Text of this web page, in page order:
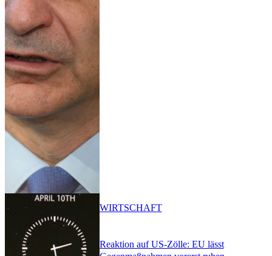
Reaktion auf US-Zölle: EU lässt
WIRTSCHAFT